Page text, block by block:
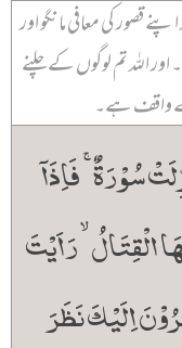
قصور کی معافی مانگو اور
اللہ تم لوگوں کے چلنے
واقف ہے۔
سُوۡرَۃٌ ۚ فَاِذَاۤ
الۡقِتَالُ ۙ رَاَیۡتَ
اِلَیۡکَ نَظَرَ